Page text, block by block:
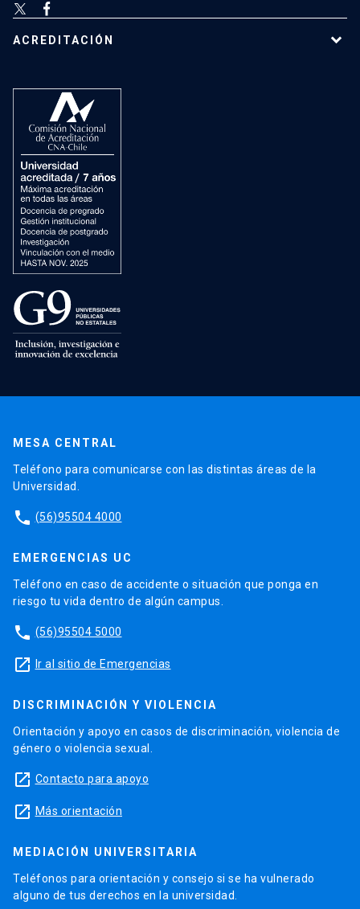
ACREDITACIÓN
MESA CENTRAL
Teléfono para comunicarse con las distintas áreas de la
Universidad.
phone (56)95504 4000
EMERGENCIAS UC
Teléfono en caso de accidente o situación que ponga en
riesgo tu vida dentro de algún campus.
phone (56)95504 5000
launch Ir al sitio de Emergencias
DISCRIMINACIÓN Y VIOLENCIA
Orientación y apoyo en casos de discriminación, violencia de
género o violencia sexual.
launch Contacto para apoyo
launch Más orientación
MEDIACIÓN UNIVERSITARIA
Teléfonos para orientación y consejo si se ha vulnerado
alguno de tus derechos en la universidad.